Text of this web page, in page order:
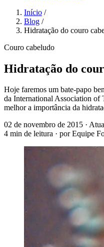
Início /
Blog /
Hidratação do couro
Couro cabeludo
Hidratação do
Hoje faremos um bate-papo
da International Association of
melhor a importância da
02 de novembro de 2015 ·
4 min de leitura · por Equipe